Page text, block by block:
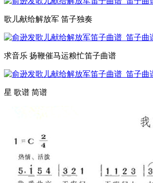
歌儿献给解放军 笛子独奏
求音乐 扬鞭催马运粮忙笛子曲谱
星 歌谱 简谱